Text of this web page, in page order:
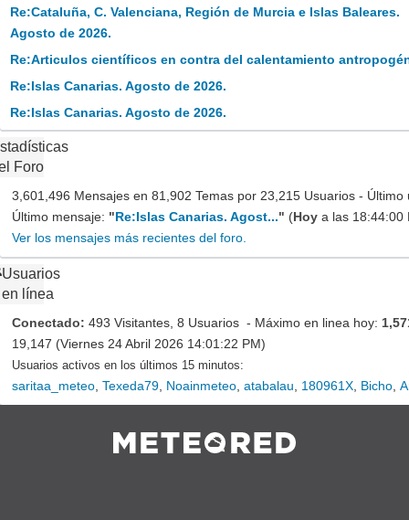
Re:Cataluña, C. Valenciana, Región de Murcia e Islas Baleares.
Agosto de 2026.
Re:Articulos científicos en contra del calentamiento
Re:Islas Canarias. Agosto de 2026.
Re:Islas Canarias. Agosto de 2026.
Foro
3,601,496 Mensajes en 81,902 Temas por 23,215 Usuarios -
Último mensaje: "Re:Islas Canarias. Agost..." (Hoy a las 18:44:00
Ver los mensajes más recientes del foro.
Usuarios
en línea
Conectado: 493 Visitantes, 8 Usuarios - Máximo en linea hoy:
19,147 (Viernes 24 Abril 2026 14:01:22 PM)
Usuarios activos en los últimos 15 minutos:
saritaa_meteo Texeda79 Noainmeteo atabalau 180961X Bicho